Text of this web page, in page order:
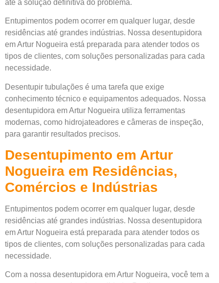
até a solução definitiva do problema.
Entupimentos podem ocorrer em qualquer lugar, desde
residências até grandes indústrias. Nossa desentupidora
em Artur Nogueira está preparada para atender todos os
tipos de clientes, com soluções personalizadas para cada
necessidade.
Desentupir tubulações é uma tarefa que exige
conhecimento técnico e equipamentos adequados. Nossa
desentupidora em Artur Nogueira utiliza ferramentas
modernas, como hidrojateadores e câmeras de inspeção,
para garantir resultados precisos.
Desentupimento em Artur
Nogueira em Residências,
Comércios e Indústrias
Entupimentos podem ocorrer em qualquer lugar, desde
residências até grandes indústrias. Nossa desentupidora
em Artur Nogueira está preparada para atender todos os
tipos de clientes, com soluções personalizadas para cada
necessidade.
Com a nossa desentupidora em Artur Nogueira, você tem a